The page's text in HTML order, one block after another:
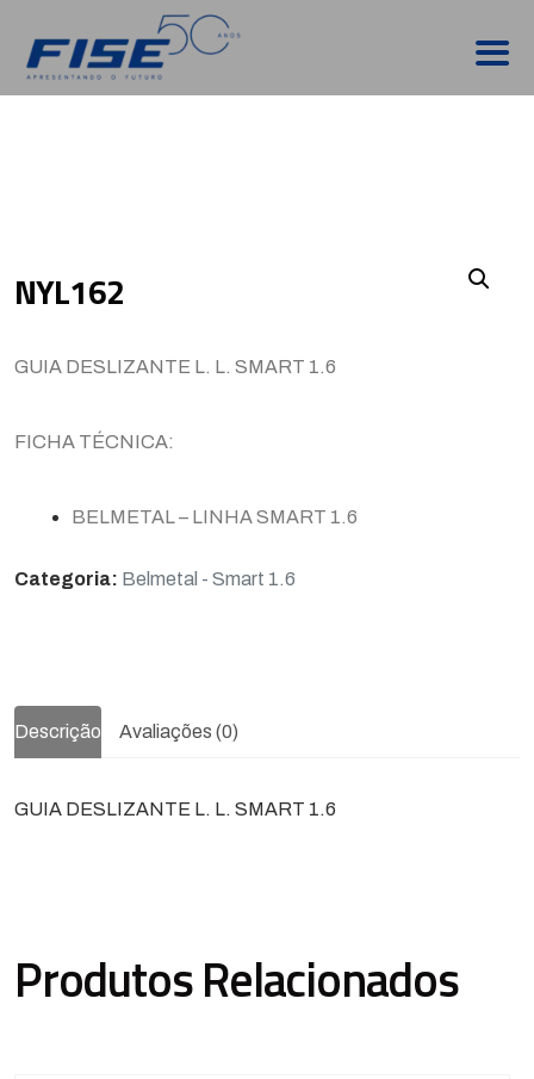
NYL162
GUIA DESLIZANTE L. L. SMART 1.6
FICHA TÉCNICA:
BELMETAL – LINHA SMART 1.6
Categoria: Belmetal - Smart 1.6
Descrição Avaliações (0)
GUIA DESLIZANTE L. L. SMART 1.6
Produtos Relacionados